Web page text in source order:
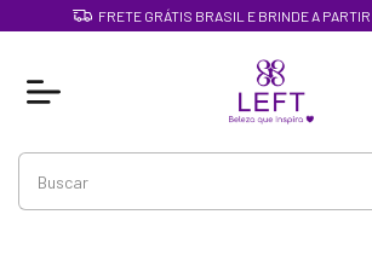
FRETE GRÁTIS BRASIL E BRINDE A